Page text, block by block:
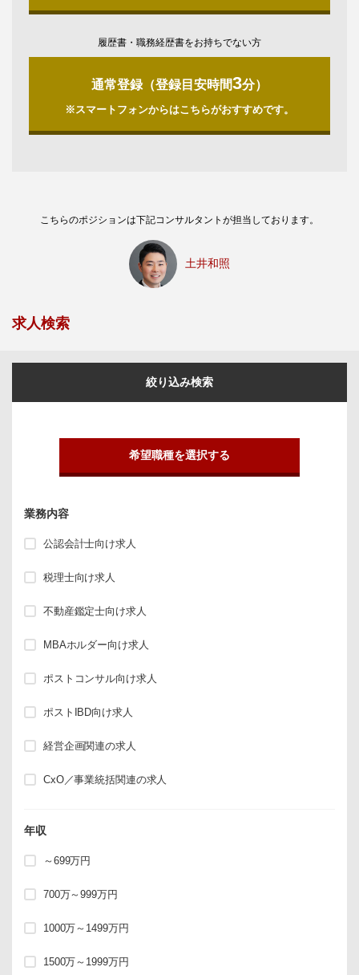
履歴書・職務経歴書をお持ちでない方
通常登録（登録目安時間3分）
※スマートフォンからはこちらがおすすめです。
こちらのポジションは下記コンサルタントが担当しております。
土井和照
求人検索
絞り込み検索
希望職種を選択する
業務内容
公認会計士向け求人
税理士向け求人
不動産鑑定士向け求人
MBAホルダー向け求人
ポストコンサル向け求人
ポストIBD向け求人
経営企画関連の求人
CxO／事業統括関連の求人
年収
～699万円
700万～999万円
1000万～1499万円
1500万～1999万円